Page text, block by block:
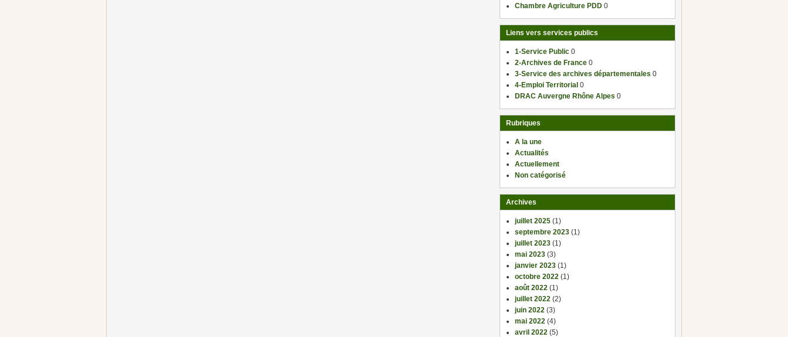
Chambre Agriculture PDD 0
Liens vers services publics
1-Service Public 0
2-Archives de France 0
3-Service des archives départementales 0
4-Emploi Territorial 0
DRAC Auvergne Rhône Alpes 0
Rubriques
A la une
Actualités
Actuellement
Non catégorisé
Archives
juillet 2025 (1)
septembre 2023 (1)
juillet 2023 (1)
mai 2023 (3)
janvier 2023 (1)
octobre 2022 (1)
août 2022 (1)
juillet 2022 (2)
juin 2022 (3)
mai 2022 (4)
avril 2022 (5)